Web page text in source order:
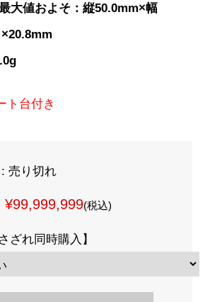
大値およそ：縦50.0mm×幅
ト台付き
売り切れ
¥99,999,999(税込)
ざれ同時購入】